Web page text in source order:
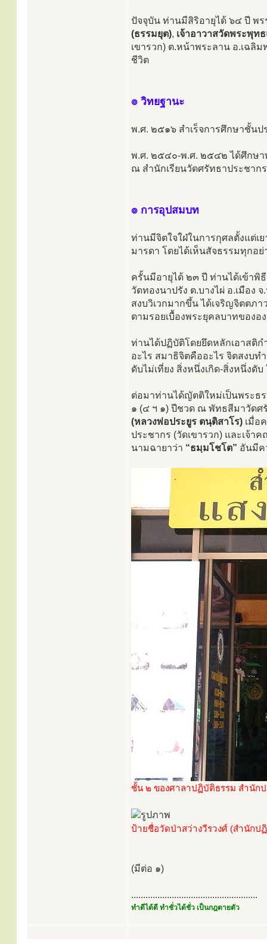
ปัจจุบัน ท่านมีสิริอายุได้ ๖๔ ปี พ
(ธรรมยุต), เจ้าอาวาสวัดพระพุท
เขารวก) ต.หน้าพระลาน อ.เฉลิ
ชีวิต
๏ วิทยฐานะ
พ.ศ. ๒๕๑๖ สำเร็จการศึกษาชั้น
พ.ศ. ๒๕๔๐-พ.ศ. ๒๕๔๒ ได้ศึกษา
ณ สำนักเรียนวัดศรัทธาประชากร
๏ การอุปสมบท
ท่านมีจิตใจใฝ่ในการกุศลตั้งแต่เ
มารดา โดยได้เห็นสัจธรรมทุกอ
ครั้นมีอายุได้ ๒๓ ปี ท่านได้เข้า
วัดทองนาปรัง ต.บางไผ่ อ.เมือ
สงบวิเวกมากขึ้น ได้เจริญจิตตภ
ตามรอยเบื้องพระยุคลบาทของ
ท่านได้ปฏิบัติโดยยึดหลักเอาสติ
อะไร สมาธิจิตคืออะไร จิตสงบท
ดับไม่เที่ยง สิ่งหนึ่งเกิด-สิ่งหนึ่งดั
ต่อมาท่านได้ญัตติใหม่เป็นพระธ
๑ (๔ ฯ ๑) ปีชวด ณ พัทธสีมาวัดศ
(หลวงพ่อประยูร ตนฺติสาโร) เมื่อ
ประชากร (วัดเขารวก) และเจ้า
นามฉายาว่า “ธมฺมโชโต” อันมีค
ชั้น ๒ ของศาลาปฏิบัติธรรม สำนัก
ป้ายชื่อวัดป่าสว่างวีรวงศ์ (สำนักป
(มีต่อ ๑)
.....................................................
ทำดีได้ดี ทำชั่วได้ชั่ว เป็นกฎตายตัว